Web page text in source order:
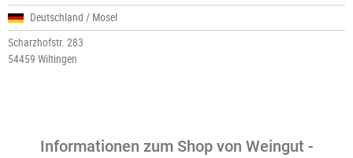
Deutschland / Mosel
Scharzhofstr. 283
54459 Wiltingen
Informationen zum Shop von Weingut -